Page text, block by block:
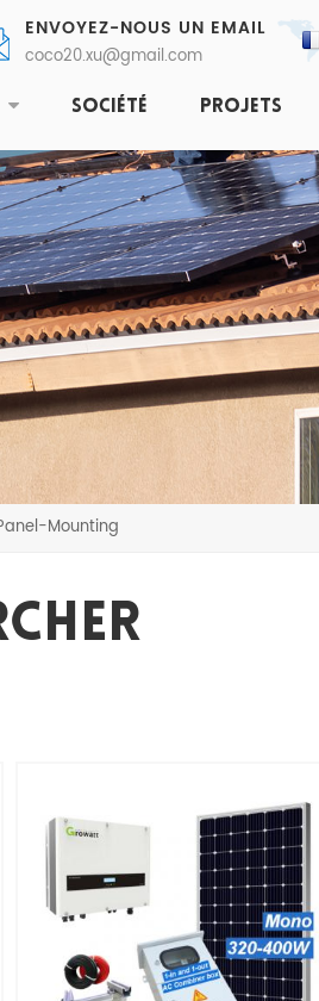
ENVOYEZ-NOUS UN EMAIL
coco20.xu@gmail.com
SOCIÉTÉ PROJETS
Mounting